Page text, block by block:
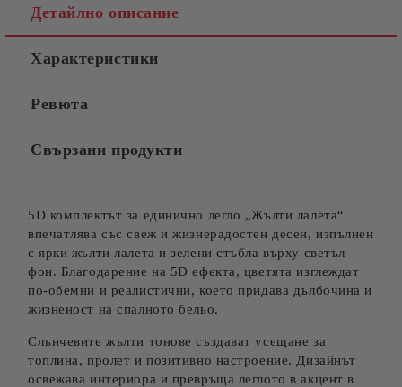
Ние ще се свържем с вас в рамките на работния ден.
Детайлно описание
Характеристики
Ревюта
Свързани продукти
5D комплектът за единично легло „Жълти лалета“
впечатлява със свеж и жизнерадостен десен, изпълнен
с ярки жълти лалета и зелени стъбла върху светъл
фон. Благодарение на 5D ефекта, цветята изглеждат
по-обемни и реалистични, което придава дълбочина и
жизненост на спалното бельо.
Слънчевите жълти тонове създават усещане за
топлина, пролет и позитивно настроение. Дизайнът
освежава интериора и превръща леглото в акцент в